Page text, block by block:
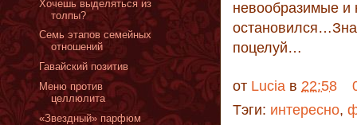
невообразимые и
поцелуй…
от Lucia в 22:58
Тэги: интересно,
Хочешь выделяться из
толпы?
Семь этапов семейных
отношений
Гавайский позитив
Меню против
целлюлита
«Звездный» парфюм